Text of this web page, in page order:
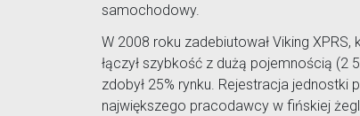
samochodowy.
W 2008 roku zadebiutował Viking
łączył szybkość z dużą pojemnością
zdobył 25% rynku. Rejestracja jednostki
największego pracodawcy w fińskiej